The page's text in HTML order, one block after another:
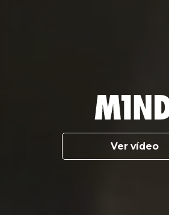
Ver vídeo